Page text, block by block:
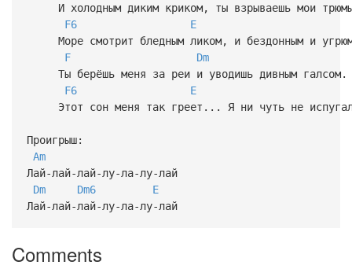
И холодным диким криком, ты взрываешь мои
F6
E
Море смотрит бледным ликом, и бездонным и
F
Dm
Ты берёшь меня за реи и уводишь дивным галсом.
F6
E
Этот сон меня так греет... Я ни чуть не
Проигрыш:
Am
Лай-лай-лай-лу-ла-лу-лай
Dm
Dm6
E
Лай-лай-лай-лу-ла-лу-лай
Comments